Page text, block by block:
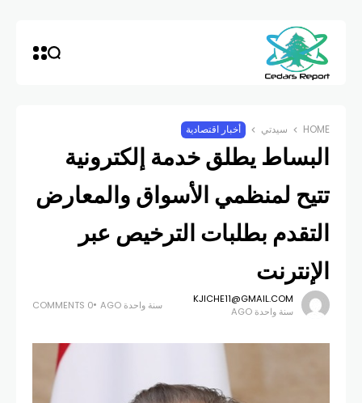
HOME سيدتي أخبار اقتصادية
البساط يطلق خدمة إلكترونية
تتيح لمنظمي الأسواق والمعارض
التقدم بطلبات الترخيص عبر
الإنترنت
KJICHE11@GMAIL.COM
سنة واحدة AGO
سنة واحدة AGO 0 COMMENTS